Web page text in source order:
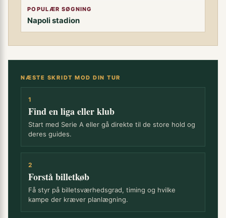
POPULÆR SØGNING
Napoli stadion
NÆSTE SKRIDT MOD DIN TUR
1
Find en liga eller klub
Start med Serie A eller gå direkte til de store hold og
deres guides.
2
Forstå billetkøb
Få styr på billetsværhedsgrad, timing og hvilke
kampe der kræver planlægning.